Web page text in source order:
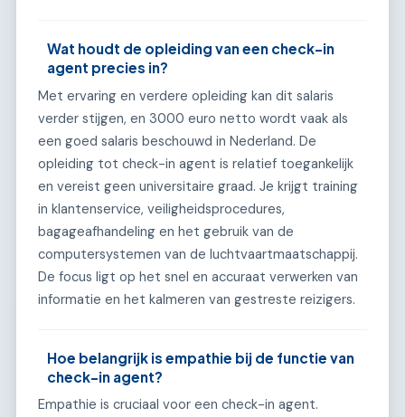
Wat houdt de opleiding van een check-in
agent precies in?
Met ervaring en verdere opleiding kan dit salaris
verder stijgen, en 3000 euro netto wordt vaak als
een goed salaris beschouwd in Nederland. De
opleiding tot check-in agent is relatief toegankelijk
en vereist geen universitaire graad. Je krijgt training
in klantenservice, veiligheidsprocedures,
bagageafhandeling en het gebruik van de
computersystemen van de luchtvaartmaatschappij.
De focus ligt op het snel en accuraat verwerken van
informatie en het kalmeren van gestreste reizigers.
Hoe belangrijk is empathie bij de functie van
check-in agent?
Empathie is cruciaal voor een check-in agent.